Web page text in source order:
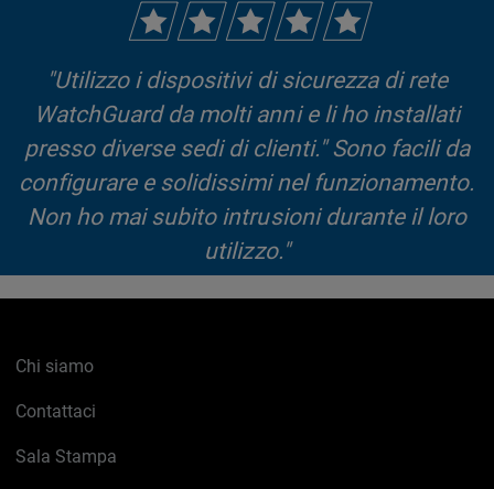
"Utilizzo i dispositivi di sicurezza di rete
WatchGuard da molti anni e li ho installati
presso diverse sedi di clienti." Sono facili da
configurare e solidissimi nel funzionamento.
Non ho mai subito intrusioni durante il loro
utilizzo."
Bob Bohlken, Presidente di CEMSource
Leggi la recensione completa >
Chi siamo
Contattaci
Sala Stampa